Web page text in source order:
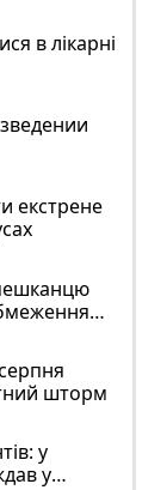
в лікарні
екстрене
шторм
у
у